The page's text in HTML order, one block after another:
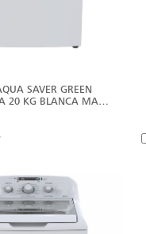
SAVER GREEN
20 KG BLANCA MABE